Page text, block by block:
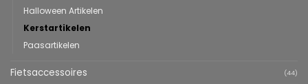
Halloween Artikelen
Kerstartikelen
Paasartikelen
Fietsaccessoires (44)